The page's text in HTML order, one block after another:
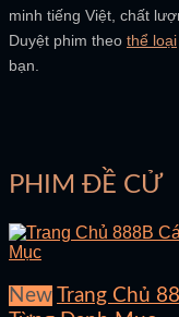
minh tiếng Việt, chất
Duyệt phim theo thể loại
bạn.
PHIM ĐỀ CỬ
New Trang Chủ